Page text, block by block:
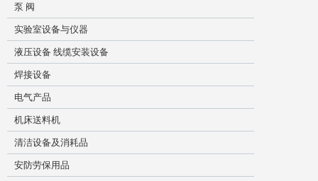
泵 阀
实验室设备与仪器
液压设备 线缆安装设备
焊接设备
电气产品
机床送料机
清洁设备及消耗品
安防劳保用品